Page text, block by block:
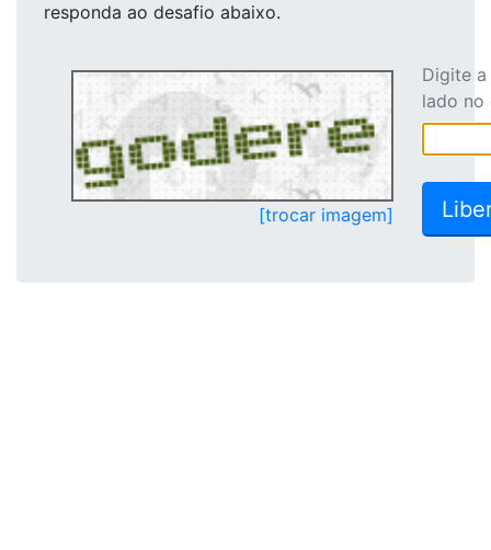
responda ao desafio abaixo.
[trocar imagem]
Digite
lado no